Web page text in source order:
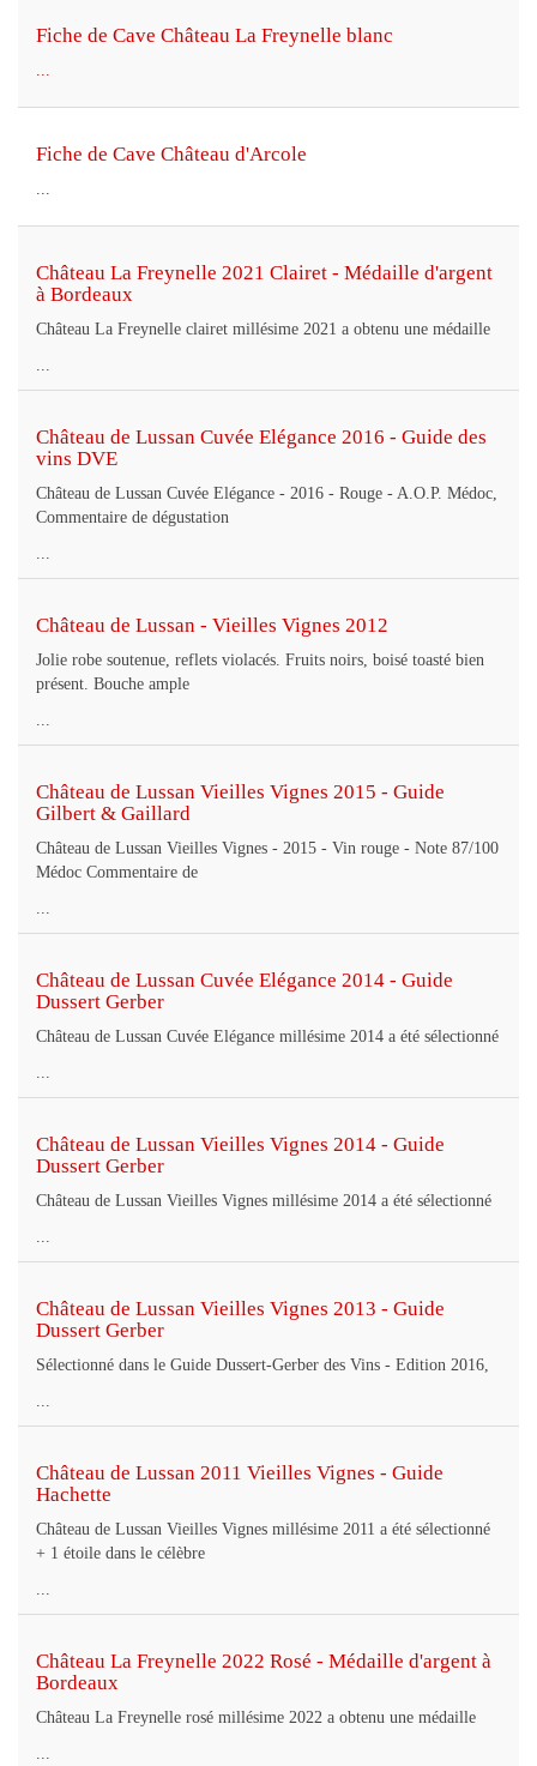
Fiche de Cave Château La Freynelle blanc
...
Fiche de Cave Château d'Arcole
...
Château La Freynelle 2021 Clairet - Médaille d'argent
à Bordeaux
Château La Freynelle clairet millésime 2021 a obtenu une médaille
...
Château de Lussan Cuvée Elégance 2016 - Guide des
vins DVE
Château de Lussan Cuvée Elégance - 2016 - Rouge - A.O.P. Médoc,
Commentaire de dégustation
...
Château de Lussan - Vieilles Vignes 2012
Jolie robe soutenue, reflets violacés. Fruits noirs, boisé toasté bien
présent. Bouche ample
...
Château de Lussan Vieilles Vignes 2015 - Guide
Gilbert & Gaillard
Château de Lussan Vieilles Vignes - 2015 - Vin rouge - Note 87/100
Médoc Commentaire de
...
Château de Lussan Cuvée Elégance 2014 - Guide
Dussert Gerber
Château de Lussan Cuvée Elégance millésime 2014 a été sélectionné
...
Château de Lussan Vieilles Vignes 2014 - Guide
Dussert Gerber
Château de Lussan Vieilles Vignes millésime 2014 a été sélectionné
...
Château de Lussan Vieilles Vignes 2013 - Guide
Dussert Gerber
Sélectionné dans le Guide Dussert-Gerber des Vins - Edition 2016,
...
Château de Lussan 2011 Vieilles Vignes - Guide
Hachette
Château de Lussan Vieilles Vignes millésime 2011 a été sélectionné
+ 1 étoile dans le célèbre
...
Château La Freynelle 2022 Rosé - Médaille d'argent à
Bordeaux
Château La Freynelle rosé millésime 2022 a obtenu une médaille
...